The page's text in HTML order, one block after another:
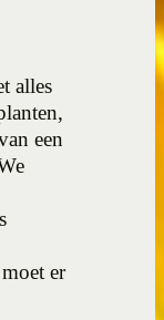
alles
een
er